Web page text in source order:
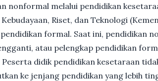
nonformal melalui pendidikan
Riset, dan Teknologi
formal. Saat ini, pendidikan
atau pelengkap pendidikan
didik pendidikan kesetaraan
ke jenjang pendidikan yang lebih